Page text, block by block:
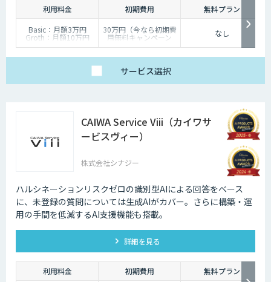
利用料金 初期費用
無料プラン
Basic：月額3万円
Groth：月額10万円
Enterprise：月額20万
30万円（今なら初期費
用無料キャンペーン
中）
なし
サービス選択
CAIWA Service Viii（カイワサ
ービスヴィー）
株式会社シナジー
ハルシネーションリスクゼロの識別型AIによる回答をベース
に、未登録の質問については⽣成AIがカバー。さらに構築・運
⽤の⼿間を低減するAI⽀援機能も搭載。
詳細を見る
利用料金 初期費用
無料プラン